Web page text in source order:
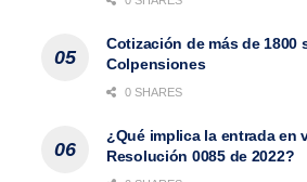
Cotización de más de 1800
Colpensiones
0 SHARES
¿Qué implica la entrada en
Resolución 0085 de 2022?